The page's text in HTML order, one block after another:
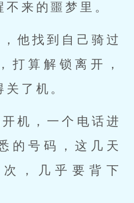
来的噩梦里。
他找到自己骑过
打算解锁离开，
了机。
机，一个电话进
的号码，这几天
，几乎要背下